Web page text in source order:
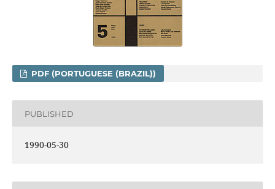
PDF (PORTUGUESE (BRAZIL))
PUBLISHED
1990-05-30